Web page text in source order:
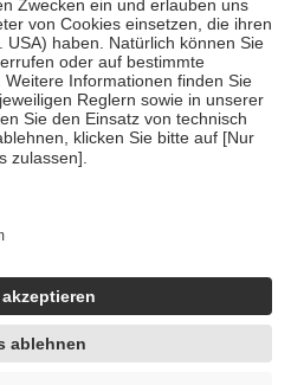
zum vollendeten 18. Lebensjahr
und Früherkennung, die von der
es sich um echte Bewertungen
articles/4419944605341
unter Zuhilfenahme künstlicher